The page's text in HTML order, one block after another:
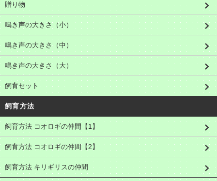
贈り物
鳴き声の大きさ（小）
鳴き声の大きさ（中）
鳴き声の大きさ（大）
飼育セット
飼育方法
飼育方法 コオロギの仲間【1】
飼育方法 コオロギの仲間【2】
飼育方法 キリギリスの仲間